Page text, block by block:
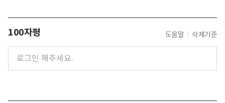
100자평 도움말 삭제기준